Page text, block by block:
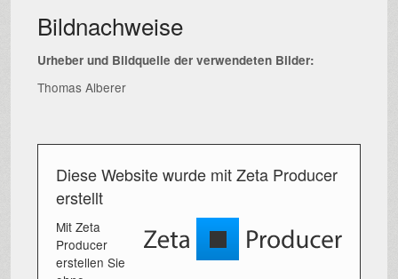
Bildnachweise
Urheber und Bildquelle der verwendeten Bilder:
Thomas Alberer
Diese Website wurde mit Zeta Producer
erstellt
Mit Zeta
Producer
erstellen Sie